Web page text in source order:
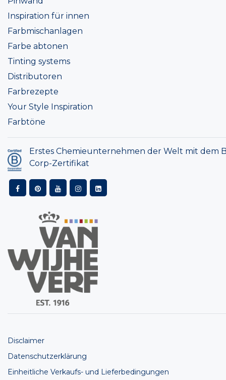
Inspiration für innen
Farbmischanlagen
Farbe abtonen
Tinting systems
Distributoren
Farbrezepte
Your Style Inspiration
Farbtöne
Erstes Chemieunternehmen der Welt mit dem
Corp-Zertifikat
Disclaimer
Datenschutzerklärung
Einheitliche Verkaufs- und Lieferbedingungen